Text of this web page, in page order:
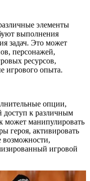
элементы
выполнения
задач. Это может
персонажей,
ресурсов,
игрового опыта.
опции,
доступ к различным
может манипулировать
героя, активировать
возможности,
игровой